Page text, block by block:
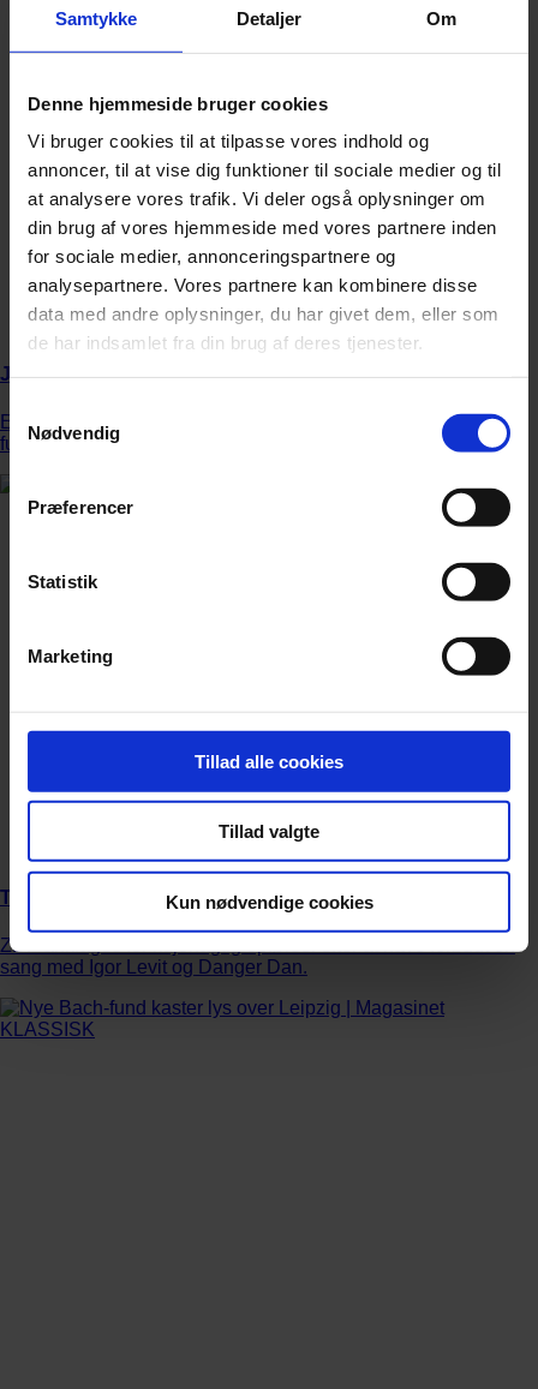
Samtykke Detaljer Om
Denne hjemmeside bruger cookies
Vi bruger cookies til at tilpasse vores indhold og
annoncer, til at vise dig funktioner til sociale medier og til
at analysere vores trafik. Vi deler også oplysninger om
din brug af vores hjemmeside med vores partnere inden
for sociale medier, annonceringspartnere og
analysepartnere. Vores partnere kan kombinere disse
data med andre oplysninger, du har givet dem, eller som
de har indsamlet fra din brug af deres tjenester.
Nødvendig
Præferencer
Statistik
Marketing
Tillad alle cookies
Tillad valgte
Kun nødvendige cookies
Jonas Kaufmann advarer fans mod biografi
En nyudgivet biografi om den tyske tenor Jonas Kaufmann er
fup og fidus.
Tysk tv-station får hug efter censur
ZDF anklages for kujonagtig opførsel efter at have forbudt en
sang med Igor Levit og Danger Dan.